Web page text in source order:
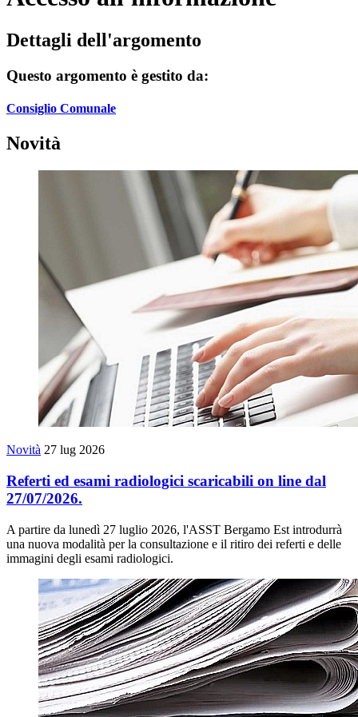
Dettagli dell'argomento
Questo argomento è gestito da:
Consiglio Comunale
Novità
Novità 27 lug 2026
Referti ed esami radiologici scaricabili on line dal
27/07/2026.
A partire da lunedì 27 luglio 2026, l'ASST Bergamo Est introdurrà
una nuova modalità per la consultazione e il ritiro dei referti e delle
immagini degli esami radiologici.